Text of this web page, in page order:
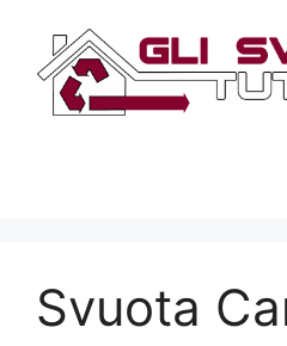
contenuto
Svuota